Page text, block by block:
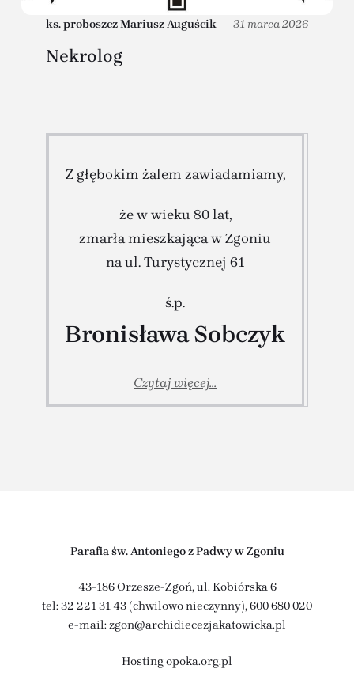
ks. proboszcz Mariusz Auguścik 31 marca 2026
Nekrolog
Z głębokim żalem zawiadamiamy,
że w wieku 80 lat,
zmarła mieszkająca w Zgoniu
na ul. Turystycznej 61
ś.p.
Bronisława Sobczyk
Czytaj więcej...
Parafia św. Antoniego z Padwy w Zgoniu
43-186 Orzesze-Zgoń, ul. Kobiórska 6
tel: 32 221 31 43 (chwilowo nieczynny),600 680 020
e-mail: zgon@archidiecezjakatowicka.pl
Hostingopoka.org.pl